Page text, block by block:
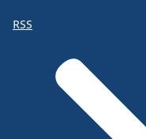
RSS